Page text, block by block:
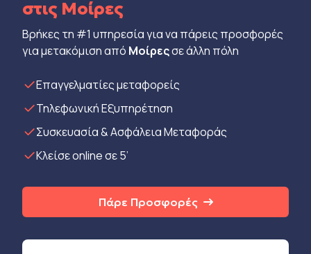
στις Μοίρες
Βρήκες τη #1 υπηρεσία για να πάρεις προσφορές
για μετακόμιση από Μοίρεςσε άλλη πόλη
Eπαγγελματίες μεταφορείς
Τηλεφωνική Εξυπηρέτηση
Συσκευασία & Ασφάλεια Μεταφοράς
Κλείσε online σε 5’
Πάρε Προσφορές